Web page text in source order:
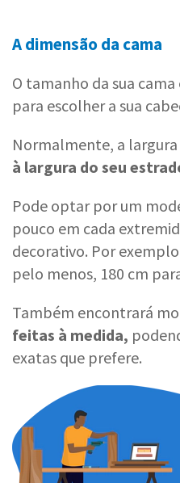
A dimensão da cama
O tamanho da sua
para escolher a sua
Normalmente, a largura
à largura do seu
Pode optar por um
pouco em cada
decorativo. Por
pelo menos, 180 cm
Também encontrará
feitas à medida,
exatas que prefere.